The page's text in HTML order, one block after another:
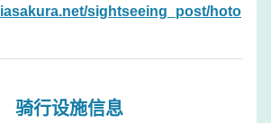
sightseeing_post/hoto
骑行设施信息